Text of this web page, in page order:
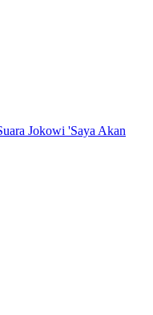
Jokowi 'Saya Akan